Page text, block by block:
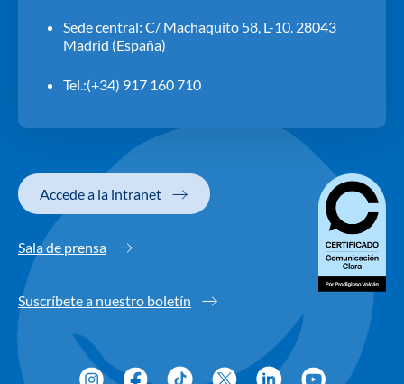
Sede central: C/ Machaquito 58, L-10. 28043
Madrid (España)
Tel.:(+34) 917 160 710
Accede a la intranet
Sala de prensa
Suscríbete a nuestro boletín